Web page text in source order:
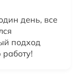
день, все
подход